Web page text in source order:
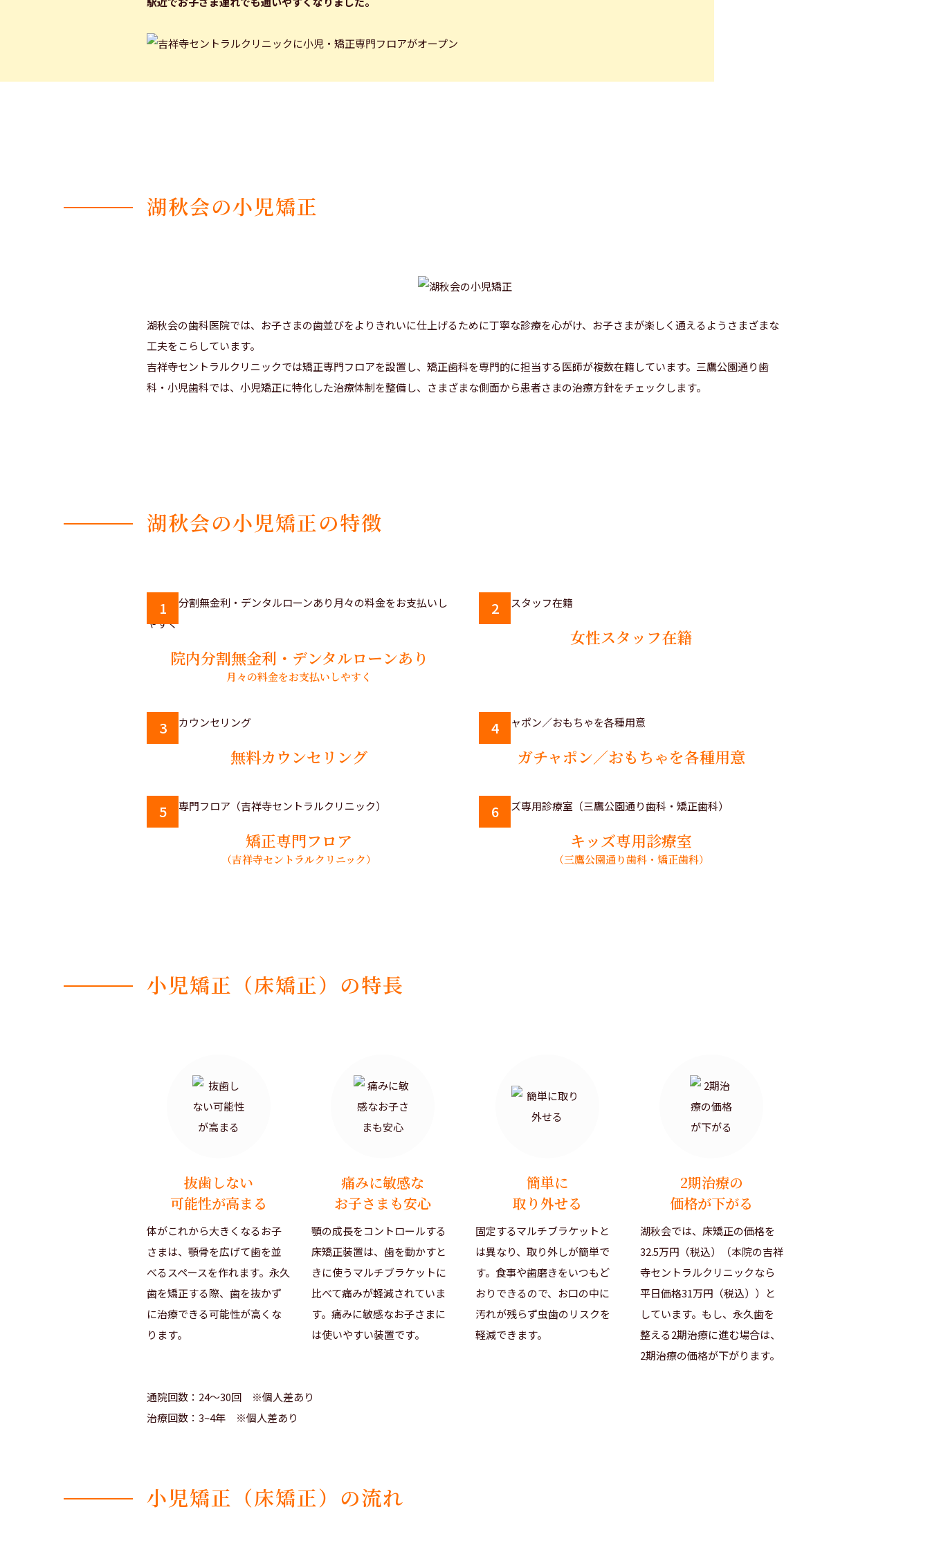
湖秋会の小児矯正
湖秋会の歯科医院では、お子さまの歯並びをよりきれいに仕上げるために丁寧な診療を心がけ、お子さまが楽しく通えるようさまざまな
工夫をこらしています。
吉祥寺セントラルクリニックでは矯正専門フロアを設置し、矯正歯科を専門的に担当する医師が複数在籍しています。三鷹公園通り歯
科・小児歯科では、小児矯正に特化した治療体制を整備し、さまざまな側面から患者さまの治療方針をチェックします。
湖秋会の小児矯正の特徴
1
院内分割無金利・デンタルローンあり
月々の料金をお支払いしやすく
2
女性スタッフ在籍
3
無料カウンセリング
4
ガチャポン／おもちゃを各種用意
5
矯正専門フロア
（吉祥寺セントラルクリニック）
6
キッズ専用診療室
（三鷹公園通り歯科・矯正歯科）
小児矯正（床矯正）の特長
抜歯しない
可能性が高まる
体がこれから大きくなるお子
さまは、顎骨を広げて歯を並
べるスペースを作れます。永久
歯を矯正する際、歯を抜かず
に治療できる可能性が高くな
ります。
痛みに敏感な
お子さまも安心
顎の成長をコントロールする
床矯正装置は、歯を動かすと
きに使うマルチブラケットに
比べて痛みが軽減されていま
す。痛みに敏感なお子さまに
は使いやすい装置です。
簡単に
取り外せる
固定するマルチブラケットと
は異なり、取り外しが簡単で
す。食事や歯磨きをいつもど
おりできるので、お口の中に
汚れが残らず虫歯のリスクを
軽減できます。
2期治療の
価格が下がる
湖秋会では、床矯正の価格を
32.5万円（税込）（本院の吉祥
寺セントラルクリニックなら
平日価格31万円（税込））と
しています。もし、永久歯を
整える2期治療に進む場合は、
2期治療の価格が下がります。
通院回数：24～30回 ※個人差あり
治療回数：3~4年 ※個人差あり
小児矯正（床矯正）の流れ